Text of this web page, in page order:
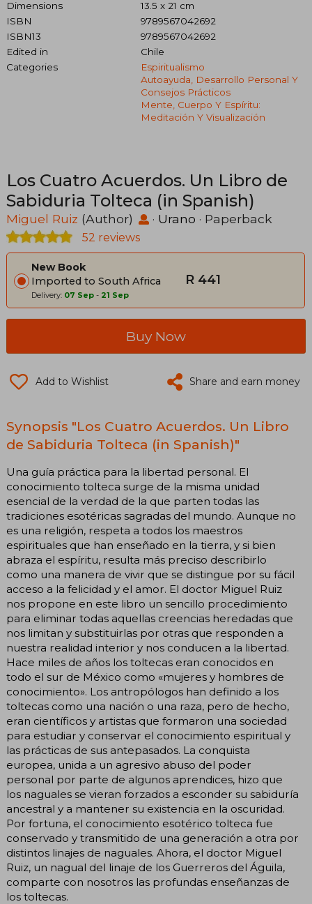
Dimensions
13.5 x 21 cm
ISBN
9789567042692
ISBN13
9789567042692
Edited in
Chile
Categories
Espiritualismo
Autoayuda, Desarrollo Personal Y
Consejos Prácticos
Mente, Cuerpo Y Espíritu:
Meditación Y Visualización
Los Cuatro Acuerdos. Un Libro de
Sabiduria Tolteca (in Spanish)
Miguel Ruiz (Author) · Urano · Paperback
52 reviews
New Book
Imported to South Africa
Delivery: 07 Sep - 21 Sep
R 441
Buy Now
Add to Wishlist Share and earn money
Synopsis "Los Cuatro Acuerdos. Un Libro
de Sabiduria Tolteca (in Spanish)"
Una guía práctica para la libertad personal. El
conocimiento tolteca surge de la misma unidad
esencial de la verdad de la que parten todas las
tradiciones esotéricas sagradas del mundo. Aunque no
es una religión, respeta a todos los maestros
espirituales que han enseñado en la tierra, y si bien
abraza el espíritu, resulta más preciso describirlo
como una manera de vivir que se distingue por su fácil
acceso a la felicidad y el amor. El doctor Miguel Ruiz
nos propone en este libro un sencillo procedimiento
para eliminar todas aquellas creencias heredadas que
nos limitan y substituirlas por otras que responden a
nuestra realidad interior y nos conducen a la libertad.
Hace miles de años los toltecas eran conocidos en
todo el sur de México como «mujeres y hombres de
conocimiento». Los antropólogos han definido a los
toltecas como una nación o una raza, pero de hecho,
eran científicos y artistas que formaron una sociedad
para estudiar y conservar el conocimiento espiritual y
las prácticas de sus antepasados. La conquista
europea, unida a un agresivo abuso del poder
personal por parte de algunos aprendices, hizo que
los naguales se vieran forzados a esconder su sabiduría
ancestral y a mantener su existencia en la oscuridad.
Por fortuna, el conocimiento esotérico tolteca fue
conservado y transmitido de una generación a otra por
distintos linajes de naguales. Ahora, el doctor Miguel
Ruiz, un nagual del linaje de los Guerreros del Águila,
comparte con nosotros las profundas enseñanzas de
los toltecas.